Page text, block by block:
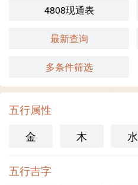
4808现通表
最新查询
多条件筛选
五行属性
金
木 水
五行吉字